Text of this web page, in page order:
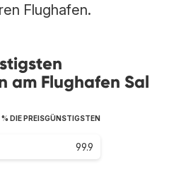
Flughafen.
am Flughafen Sal
% DIE PREISGÜNSTIGSTEN
99.9